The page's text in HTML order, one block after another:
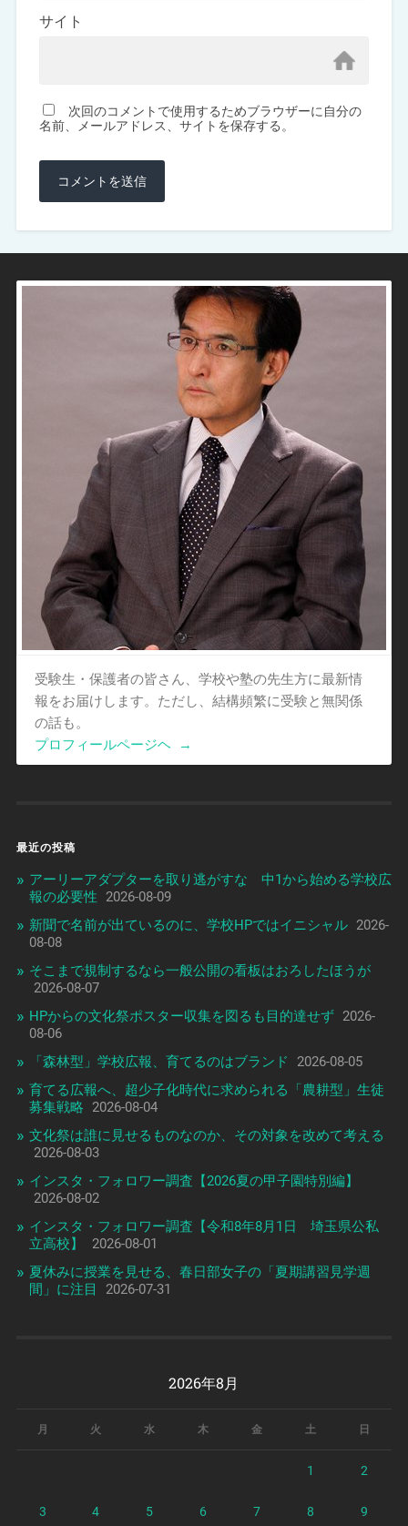
サイト
次回のコメントで使用するためブラウザーに自分の
名前、メールアドレス、サイトを保存する。
受験生・保護者の皆さん、学校や塾の先生方に最新情
報をお届けします。ただし、結構頻繁に受験と無関係
の話も。
プロフィールページヘ
→
最近の投稿
アーリーアダプターを取り逃がすな 中1から始める学校広
報の必要性
2026-08-09
新聞で名前が出ているのに、学校HPではイニシャル 2026-
08-08
そこまで規制するなら一般公開の看板はおろしたほうが
2026-08-07
HPからの文化祭ポスター収集を図るも目的達せず 2026-
08-06
「森林型」学校広報、育てるのはブランド
2026-08-05
育てる広報へ、超少子化時代に求められる「農耕型」生徒
募集戦略
2026-08-04
文化祭は誰に見せるものなのか、その対象を改めて考える
2026-08-03
インスタ・フォロワー調査【2026夏の甲子園特別編】
2026-08-02
インスタ・フォロワー調査【令和8年8月1日 埼玉県公私
立高校】
2026-08-01
夏休みに授業を見せる、春日部女子の「夏期講習見学週
間」に注目
2026-07-31
2026年8月
月 火 水 木 金 土 日
1 2
3 4 5 6 7 8 9